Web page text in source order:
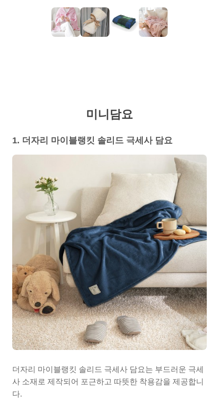
미니담요
1. 더자리 마이블랭킷 솔리드 극세사 담요
더자리 마이블랭킷 솔리드 극세사 담요는 부드러운 극세
사 소재로 제작되어 포근하고 따뜻한 착용감을 제공합니
다.